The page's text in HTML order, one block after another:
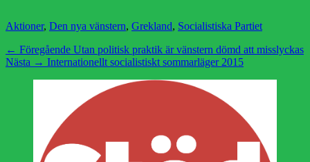
Kategorier
Aktioner, Den nya vänstern, Grekland, Socialistiska Partiet
Inläggsnavigering
← Föregående Föregående
inlägg:
Utan politisk praktik är vänstern dömd att misslyckas
Nästa → Nästa
Internationellt socialistiskt sommarläger 2015